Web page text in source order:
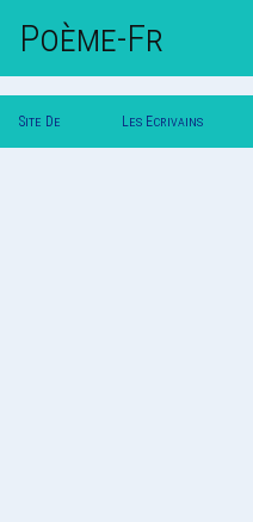
Poème-Fr
Site De Les Ecrivains